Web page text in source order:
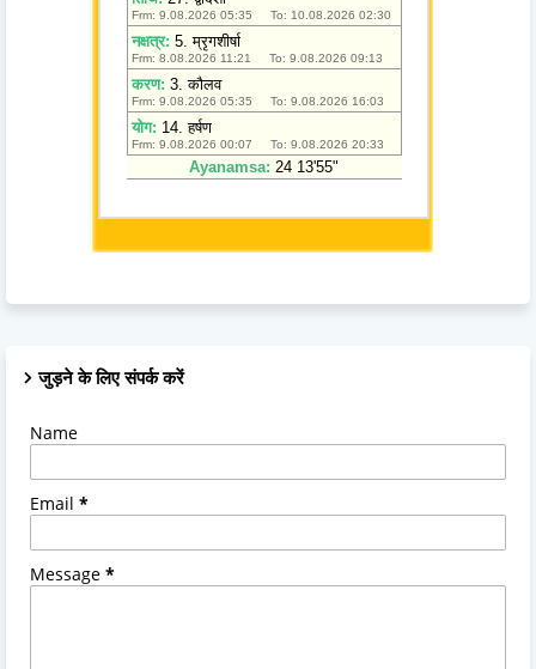
जुड़ने के लिए संपर्क करें
Name
Email *
Message *